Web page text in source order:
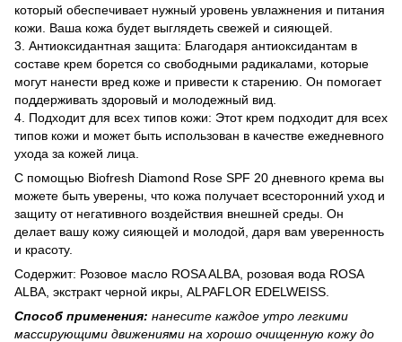
который обеспечивает нужный уровень увлажнения и питания
кожи. Ваша кожа будет выглядеть свежей и сияющей.
3. Антиоксидантная защита: Благодаря антиоксидантам в
составе крем борется со свободными радикалами, которые
могут нанести вред коже и привести к старению. Он помогает
поддерживать здоровый и молодежный вид.
4. Подходит для всех типов кожи: Этот крем подходит для всех
типов кожи и может быть использован в качестве ежедневного
ухода за кожей лица.
С помощью Biofresh Diamond Rose SPF 20 дневного крема вы
можете быть уверены, что кожа получает всесторонний уход и
защиту от негативного воздействия внешней среды. Он
делает вашу кожу сияющей и молодой, даря вам уверенность
и красоту.
Содержит: Розовое масло ROSA ALBA, розовая вода ROSA
ALBA, экстракт черной икры, ALPAFLOR EDELWEISS.
Способ применения: нанесите каждое утро легкими
массирующими движениями на хорошо очищенную кожу до